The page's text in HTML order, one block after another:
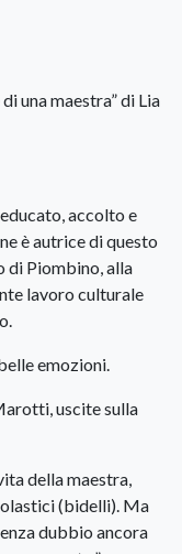
una maestra” di Lia
accolto e
è autrice di questo
di Piombino, alla
lavoro culturale
emozioni.
uscite sulla
della maestra,
(bidelli). Ma
dubbio ancora